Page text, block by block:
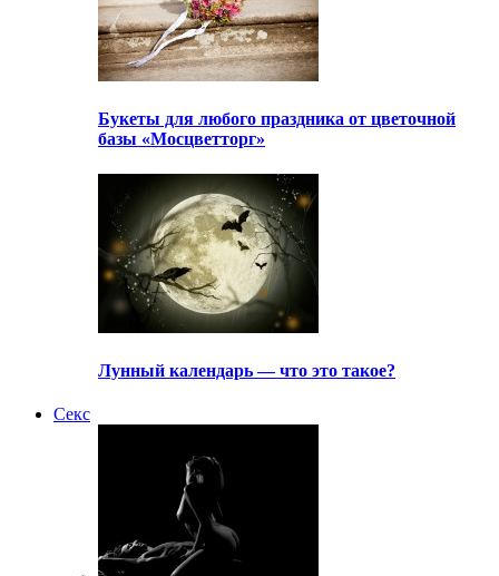
Букеты для любого праздника от цветочной
базы «Мосцветторг»
Лунный календарь — что это такое?
Секс